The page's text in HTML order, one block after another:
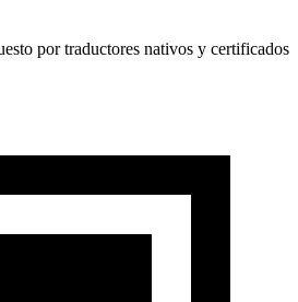
por traductores nativos y certificados